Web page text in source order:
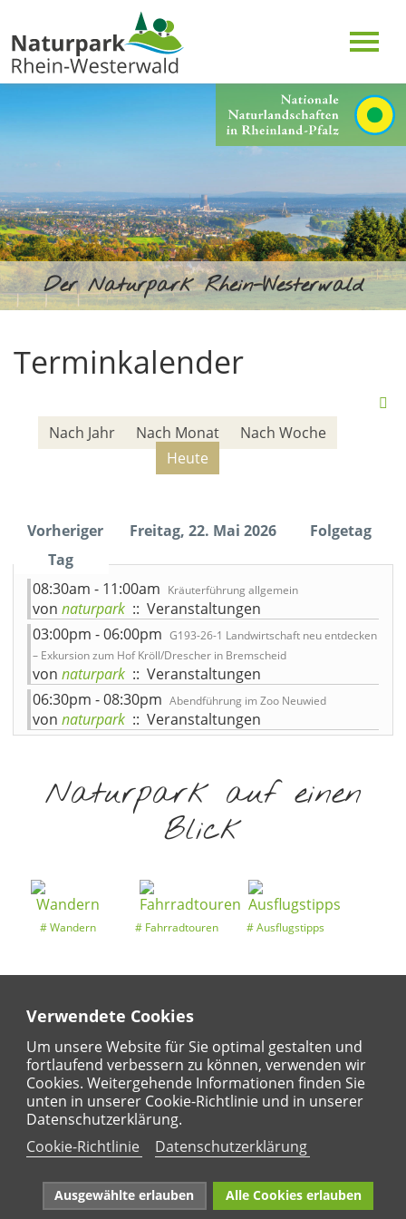
Verwendete Cookies
Um unsere Website für Sie optimal gestalten und
fortlaufend verbessern zu können, verwenden wir
Cookies. Weitergehende Informationen finden Sie
unten in unserer Cookie-Richtlinie und in unserer
Datenschutzerklärung.
Cookie-Richtlinie
Datenschutzerklärung
Ausgewählte erlauben Alle Cookies erlauben
Der Naturpark Rhein-Westerwald
Terminkalender
Nach Jahr Nach Monat
Nach Woche
Heute
Vorheriger
Tag
Freitag, 22. Mai 2026 Folgetag
08:30am - 11:00am Kräuterführung allgemein
von naturpark :: Veranstaltungen
03:00pm - 06:00pm G193-26-1 Landwirtschaft neu entdecken
– Exkursion zum Hof Kröll/Drescher in Bremscheid
von naturpark :: Veranstaltungen
06:30pm - 08:30pm Abendführung im Zoo Neuwied
von naturpark :: Veranstaltungen
Naturpark auf einen
Blick
Wandern Fahrradtouren Ausflugstipps
Entdeckertouren Ansichten
Regional
Karte